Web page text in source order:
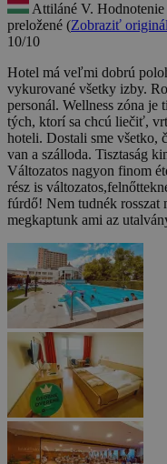
Attiláné V. Hodnotenie
preložené (Zobraziť originál
10/10
Hotel má veľmi dobrú
vykurované všetky izby.
personál. Wellness zóna je
tých, ktorí sa chcú liečiť,
hoteli. Dostali sme všetko,
van a szálloda. Tisztaság
Változatos nagyon finom
rész is
fúrdő! Nem tudnék rosszat
megkaptunk ami az